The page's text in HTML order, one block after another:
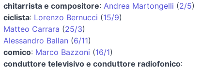
chitarrista e compositore: Andrea Martongelli (2/5)
ciclista: Lorenzo Bernucci (15/9)
Matteo Carrara (25/3)
Alessandro Ballan (6/11)
comico: Marco Bazzoni (16/1)
conduttore televisivo e conduttore radiofonico: